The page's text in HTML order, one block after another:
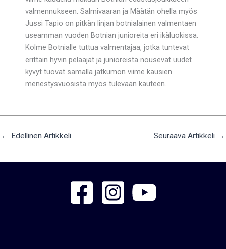
valmennukseen. Salmivaaran ja Määtän ohella myös
Jussi Tapio on pitkän linjan botnialainen valmentaen
useamman vuoden Botnian junioreita eri ikäluokissa.
Kolme Botnialle tuttua valmentajaa, jotka tuntevat
erittäin hyvin pelaajat ja junioreista nousevat uudet
kyvyt tuovat samalla jatkumon viime kausien
menestysvuosista myös tulevaan kauteen.
← Edellinen Artikkeli Seuraava Artikkeli →